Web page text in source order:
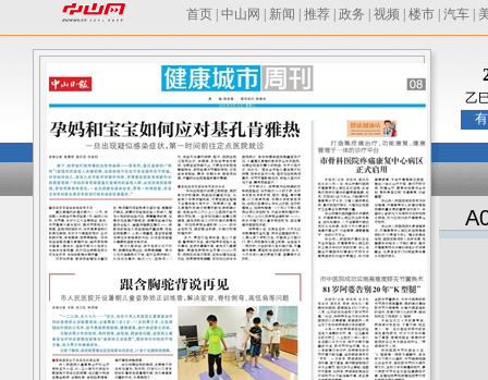
首页 中山网 新闻 推荐 政务 视频 楼市 汽车
乙